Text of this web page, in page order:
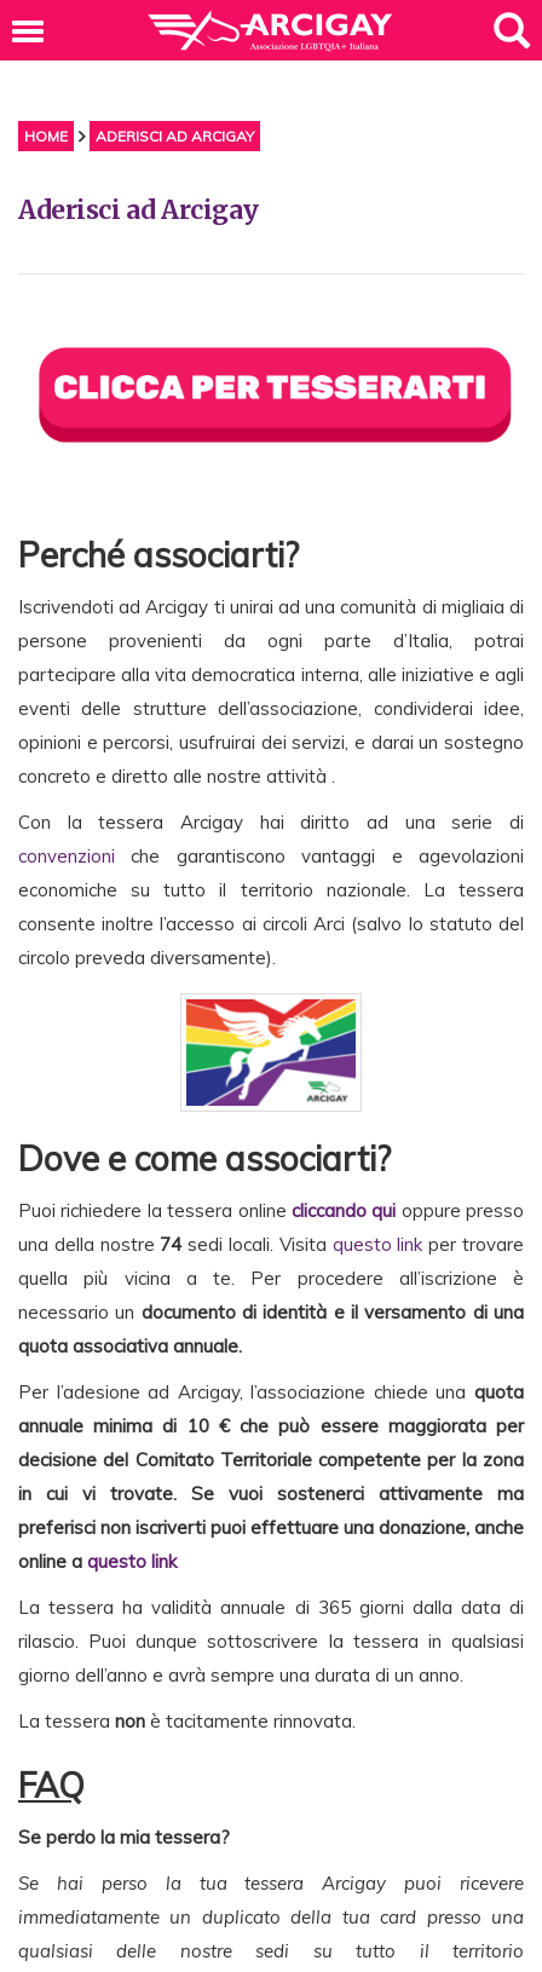
HOME ADERISCI AD ARCIGAY
Aderisci ad Arcigay
Perché associarti?
Iscrivendoti ad Arcigay ti unirai ad una comunità di migliaia di
persone provenienti da ogni parte d’Italia, potrai
partecipare alla vita democratica interna, alle iniziative e agli
eventi delle strutture dell’associazione, condividerai idee,
opinioni e percorsi, usufruirai dei servizi, e darai un sostegno
concreto e diretto alle nostre attività .
Con la tessera Arcigay hai diritto ad una serie di
convenzioni che garantiscono vantaggi e agevolazioni
economiche su tutto il territorio nazionale. La tessera
consente inoltre l’accesso ai circoli Arci (salvo lo statuto del
circolo preveda diversamente).
Dove e come associarti?
Puoi richiedere la tessera online cliccando qui oppure presso
una della nostre 74sedi locali. Visita questo linkper trovare
quella più vicina a te. Per procedere all’iscrizione è
necessario un documento di identità e il versamento di una
quota associativa annuale.
Per l’adesione ad Arcigay, l’associazione chiede una quota
annuale minima di 10 € che può essere maggiorata per
decisione del Comitato Territoriale competente per la zona
in cui vi trovate. Se vuoi sostenerci attivamente ma
preferisci non iscriverti puoi effettuare una donazione, anche
online a questo link
La tessera ha validità annuale di 365 giorni dalla data di
rilascio. Puoi dunque sottoscrivere la tessera in qualsiasi
giorno dell’anno e avrà sempre una durata di un anno.
La tessera non è tacitamente rinnovata.
FAQ
Se perdo la mia tessera?
Se hai perso la tua tessera Arcigay puoi ricevere
immediatamente un duplicato della tua card presso una
qualsiasi delle nostre sedi su tutto il territorio